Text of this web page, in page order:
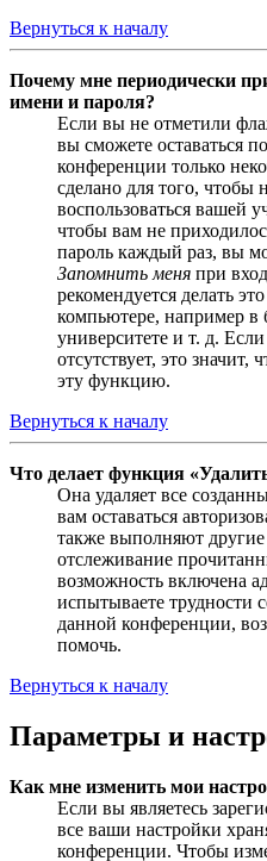
Вернуться к началу
Почему мне периодически
имени и пароля?
Если вы не отметили
вы сможете оставаться
конференции только
сделано для того, чтобы
воспользоваться вашей
чтобы вам не
пароль каждый раз, вы
Запомнить меня при
рекомендуется делать
компьютере, например в
университете и т. д.
отсутствует, это
эту функцию.
Вернуться к началу
Что делает функция
Она удаляет все
вам оставаться
также выполняют
отслеживание
возможность включена
испытываете трудности
данной конференции,
помочь.
Вернуться к началу
Параметры и
Как мне изменить мои
Если вы являетесь
все ваши настройки
конференции. Чтобы